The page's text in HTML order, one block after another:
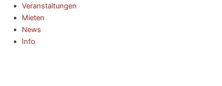
Veranstaltungen
Mieten
News
Info